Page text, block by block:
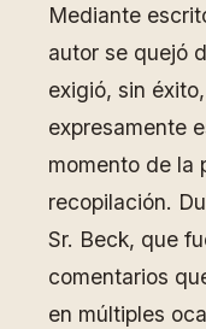
Mediante
autor se quejó
exigió, sin
expresamente
momento de la
recopilación.
Sr. Beck, que
comentarios
en múltiples